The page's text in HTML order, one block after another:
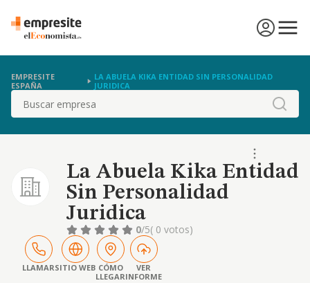
EMPRESITE
ESPAÑA
LA ABUELA KIKA ENTIDAD SIN PERSONALIDAD
JURIDICA
Buscar
La Abuela Kika Entidad
Sin Personalidad
Juridica
0/5( 0 votos)
LLAMARSITIO WEB CÓMO
LLEGAR
VER
INFORME